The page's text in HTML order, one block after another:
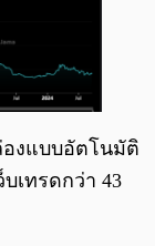
องแบบอัตโนมัติ
เทรดกว่า 43